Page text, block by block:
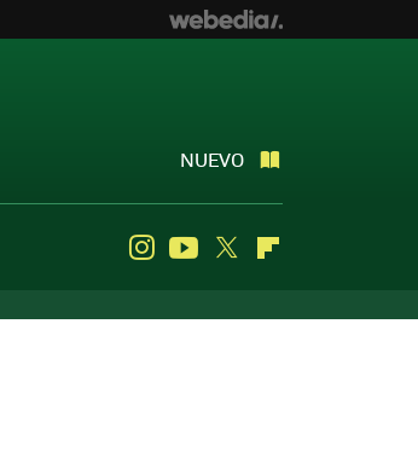
NUEVO
InstagramYoutube
Twitter